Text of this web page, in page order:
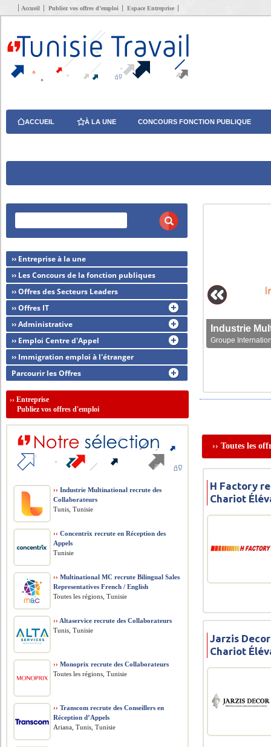
Accueil Publiez vos offres d’emploi Espace Entreprise
ACCUEIL À LA UNE CONCOURS FONCTION PUBLIQUE
Groupe
›› Toutes les
H Factory
Chariot
Jarzis
Chariot
›› Entreprise à la une
›› Les Concours de la fonction publiques
›› Offres des Secteurs Leaders
›› Offres IT
›› Administrative
›› Emploi Centre d'Appel
›› Immigration emploi à l'étranger
Parcourir les Offres
››Entreprise
Publiez vos offres d'emploi
›› Industrie Multinational recrute des
Collaborateurs
Tunis, Tunisie
›› Concentrix recrute en Réception des
Appels
Tunisie
›› Multinational MC recrute Bilingual Sales
Representatives French / English
Toutes les régions, Tunisie
›› Altaservice recrute des Collaborateurs
Tunis, Tunisie
›› Monoprix recrute des Collaborateurs
Toutes les régions, Tunisie
›› Transcom recrute des Conseillers en
Réception d’Appels
Ariana, Tunis, Tunisie